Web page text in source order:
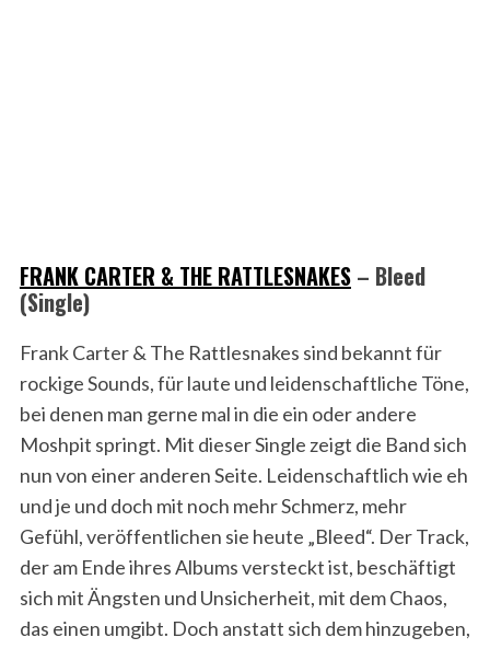
FRANK CARTER & THE RATTLESNAKES– Bleed
(Single)
Frank Carter & The Rattlesnakes sind bekannt für
rockige Sounds, für laute und leidenschaftliche Töne,
bei denen man gerne mal in die ein oder andere
Moshpit springt. Mit dieser Single zeigt die Band sich
nun von einer anderen Seite. Leidenschaftlich wie eh
und je und doch mit noch mehr Schmerz, mehr
Gefühl, veröffentlichen sie heute „Bleed“. Der Track,
der am Ende ihres Albums versteckt ist, beschäftigt
sich mit Ängsten und Unsicherheit, mit dem Chaos,
das einen umgibt. Doch anstatt sich dem hinzugeben,